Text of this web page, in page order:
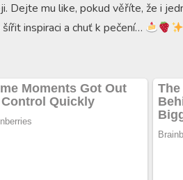
Dejte mu like, pokud věříte, že i
inspiraci a chuť k pečení…